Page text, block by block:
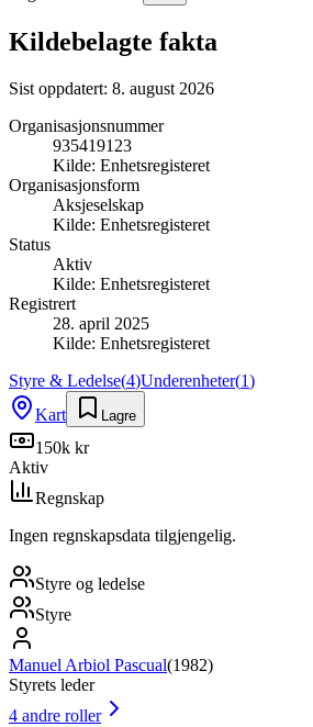
Kildebelagte fakta
Sist oppdatert: 8. august 2026
Organisasjonsnummer
935419123
Kilde: Enhetsregisteret
Organisasjonsform
Aksjeselskap
Kilde: Enhetsregisteret
Status
Aktiv
Kilde: Enhetsregisteret
Registrert
28. april 2025
Kilde: Enhetsregisteret
Styre & Ledelse(4)Underenheter(1)
Kart
Lagre
150k kr
Aktiv
Regnskap
Ingen regnskapsdata tilgjengelig.
Styre og ledelse
Styre
Manuel Arbiol Pascual(1982)
Styrets leder
4 andre roller